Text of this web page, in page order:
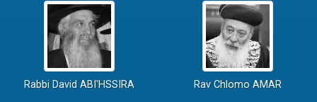
Rabbi David ABI'HSSIRA Rav Chlomo AMAR